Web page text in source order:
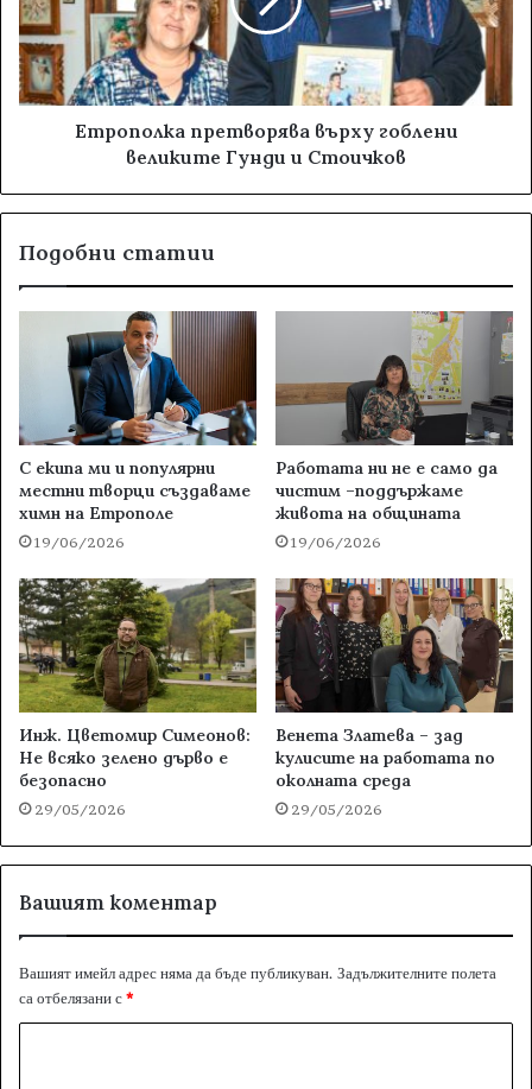
Етрополка претворява върху гоблени
великите Гунди и Стоичков
Подобни статии
С екипа ми и популярни
местни творци създаваме
химн на Етрополе
19/06/2026
Работата ни не е само да
чистим –поддържаме
живота на общината
19/06/2026
Инж. Цветомир Симеонов:
Не всяко зелено дърво е
безопасно
29/05/2026
Венета Златева – зад
кулисите на работата по
околната среда
29/05/2026
Вашият коментар
Вашият имейл адрес няма да бъде публикуван. Задължителните полета
са отбелязани с*